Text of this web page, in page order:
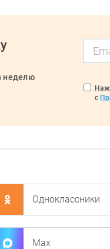
неделю
с
Одноклассники
Max